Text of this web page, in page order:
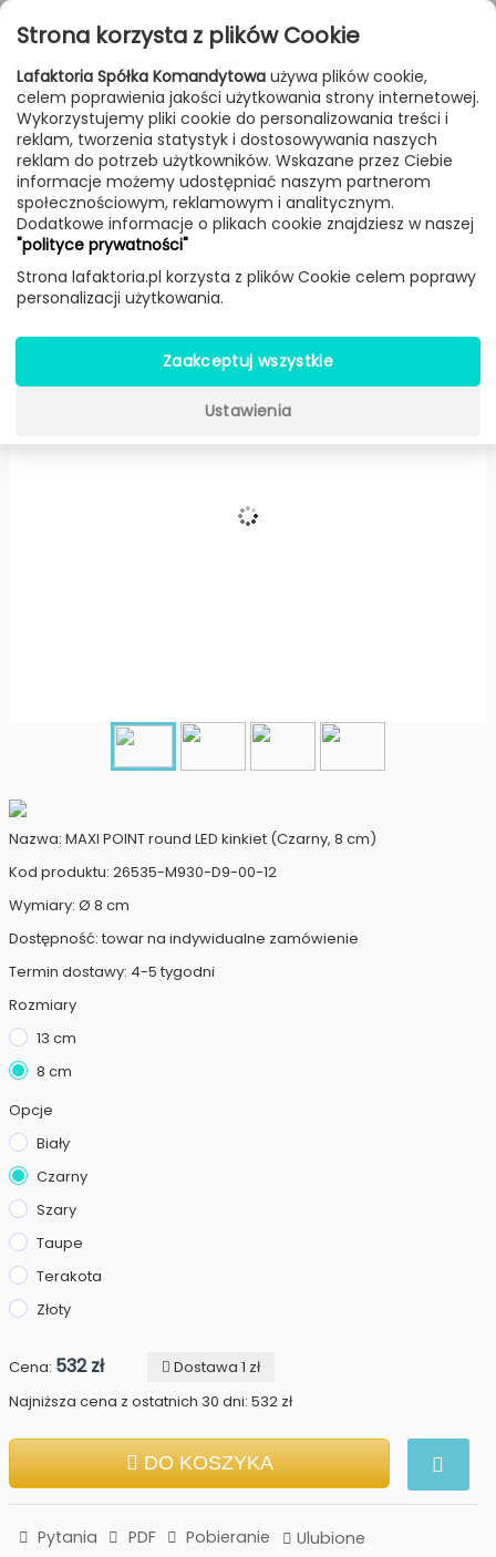
Przejdź do treści
FILTROWANIE & SORTOWANIE
Lampy Producenci AQForm Produkt
MAXI POINT round LED kinkiet
(Czarny, 8 cm) -AQForm
Nazwa: MAXI POINT round LED kinkiet (Czarny, 8 cm)
Kod produktu: 26535-M930-D9-00-12
Wymiary: Ø 8 cm
Dostępność: towar na indywidualne zamówienie
Termin dostawy: 4-5 tygodni
Rozmiary
13 cm
8 cm
Opcje
Biały
Czarny
Szary
Taupe
Terakota
Złoty
Cena: 532 zł
Dostawa 1 zł
Najniższa cena z ostatnich 30 dni: 532 zł
DO KOSZYKA
Pytania PDF Pobieranie Ulubione
Strona korzysta z plików Cookie
Lafaktoria Spółka Komandytowa używa plików cookie,
celem poprawienia jakości użytkowania strony internetowej.
Wykorzystujemy pliki cookie do personalizowania treści i
reklam, tworzenia statystyk i dostosowywania naszych
reklam do potrzeb użytkowników. Wskazane przez Ciebie
informacje możemy udostępniać naszym partnerom
społecznościowym, reklamowym i analitycznym.
Dodatkowe informacje o plikach cookie znajdziesz w naszej
"polityce prywatności"
Strona lafaktoria.pl korzysta z plików Cookie celem poprawy
personalizacji użytkowania.
Zaakceptuj wszystkie
Ustawienia